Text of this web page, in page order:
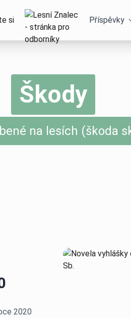
si
Domů – Lesní Znalec
Příspěvky
Škody
na lesích (škoda
2020